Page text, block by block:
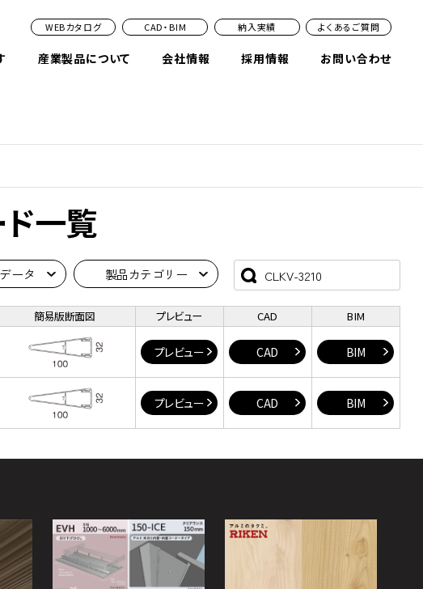
産業製品について 会社情報 採用情報 お問い合わせ
WEBカタログ CAD・BIM 納入実績 よくあるご質問
一覧
ータ 製品カテゴリー
簡易版断面図 プレビュー CAD BIM
プレビュー CAD BIM
プレビュー CAD BIM